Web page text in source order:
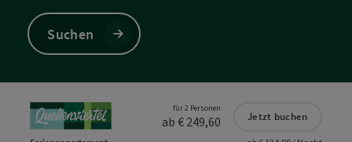
Suchen
für 2 Personen
ab € 249,60 Jetzt buchen